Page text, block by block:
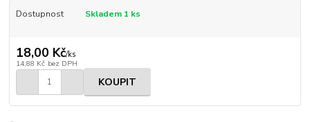
Dostupnost Skladem 1 ks
18,00 Kč/ks
14,88 Kč bez DPH
KOUPIT